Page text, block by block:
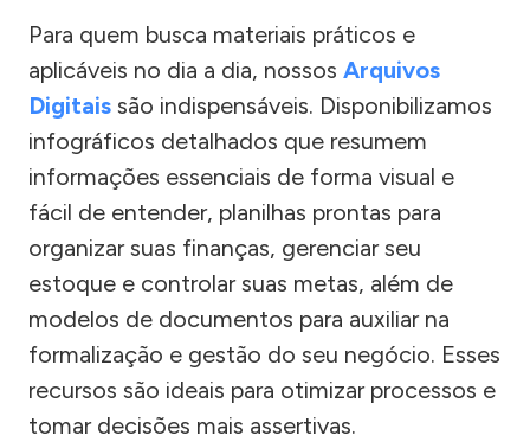
Para quem busca materiais práticos e
aplicáveis no dia a dia, nossos Arquivos
Digitais são indispensáveis. Disponibilizamos
infográficos detalhados que resumem
informações essenciais de forma visual e
fácil de entender, planilhas prontas para
organizar suas finanças, gerenciar seu
estoque e controlar suas metas, além de
modelos de documentos para auxiliar na
formalização e gestão do seu negócio. Esses
recursos são ideais para otimizar processos e
tomar decisões mais assertivas.